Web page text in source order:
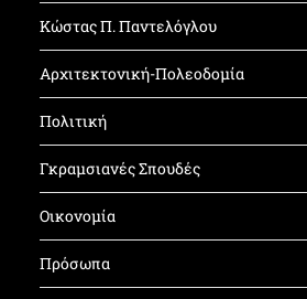
Κώστας Π. Παντελόγλου
Αρχιτεκτονική-Πολεοδομία
Πολιτική
Γκραμσιανές Σπουδές
Οικονομία
Πρόσωπα